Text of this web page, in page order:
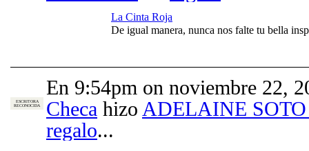
La Cinta Roja
De igual manera, nunca nos falte tu bella
ESCRITORA
RECONOCIDA
En 9:54pm on noviembre 22,
Checa hizo ADELAINE
regalo...